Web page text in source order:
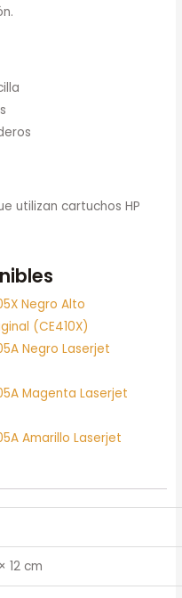
utilizan cartuchos HP
Negro Alto
(CE410X)
Negro Laserjet
Magenta Laserjet
Amarillo Laserjet
12 cm